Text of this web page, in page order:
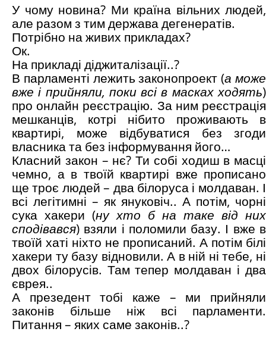
У чому новина? Ми країна вільних людей,
але разом з тим держава дегенератів.
Потрібно на живих прикладах?
Ок.
На прикладі діджиталізації..?
В парламенті лежить законопроект (а може
вже і прийняли, поки всі в масках ходять)
про онлайн реєстрацію. За ним реєстрація
мешканців, котрі нібито проживають в
квартирі, може відбуватися без згоди
власника та без інформування його…
Класний закон – нє? Ти собі ходиш в масці
чемно, а в твоїй квартирі вже прописано
ще троє людей – два білоруса і молдаван. І
всі легітимні – як януковіч.. А потім, чорні
сука хакери (ну хто б на таке від них
сподівався) взяли і поломили базу. І вже в
твоїй хаті ніхто не прописаний. А потім білі
хакери ту базу відновили. А в ній ні тебе, ні
двох білорусів. Там тепер молдаван і два
єврея..
А презедент тобі каже – ми прийняли
законів більше ніж всі парламенти.
Питання – яких саме законів..?